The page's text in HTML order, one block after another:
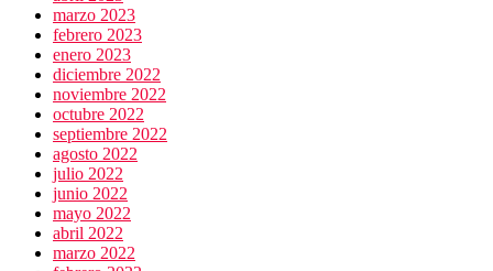
marzo 2023
febrero 2023
enero 2023
diciembre 2022
noviembre 2022
octubre 2022
septiembre 2022
agosto 2022
julio 2022
junio 2022
mayo 2022
abril 2022
marzo 2022